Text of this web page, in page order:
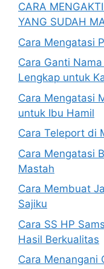
CARA
YANG SUDAH
Cara Mengatasi
Cara Ganti
Lengkap untuk
Cara Mengatasi
untuk Ibu Hamil
Cara Teleport di
Cara Mengatasi
Mastah
Cara Membuat
Sajiku
Cara SS HP
Hasil Berkualitas
Cara Menangani